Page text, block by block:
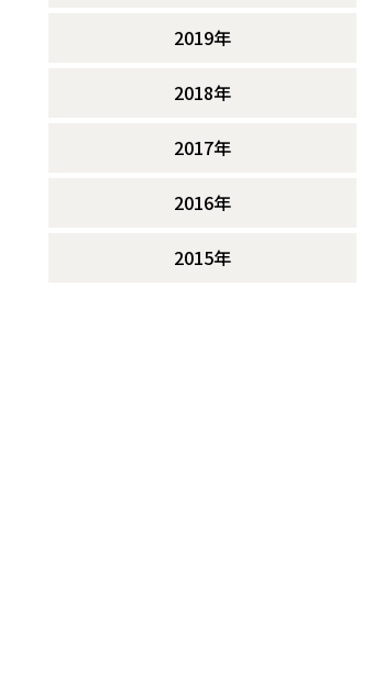
2019年
2018年
2017年
2016年
2015年